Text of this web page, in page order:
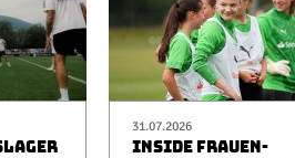
31.07.2026
INSIDE FRAUEN-